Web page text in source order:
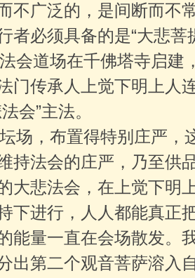
不广泛的，是间断而不
者必须具备的是“大悲菩
会道场在千佛塔寺启建
门传承人上觉下明上人
会”主法。
场，布置得特别庄严，
持法会的庄严，乃至供
大悲法会，在上觉下明
下进行，人人都能真正
能量一直在会场散发。
出第二个观音菩萨溶入